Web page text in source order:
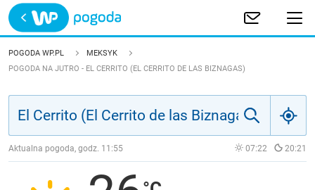
Trwa ładowanie
POLSKA
JAKOŚĆ POWIETRZA
POGODA WP.PL
MEKSYK
POGODA NA JUTRO - EL CERRITO (EL CERRITO DE LAS BIZNAGAS)
Aktualna pogoda, godz. 11:55 07:22 20:21